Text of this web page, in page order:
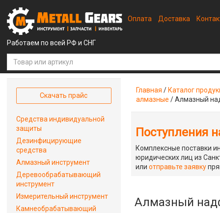
Работаем по всей РФ и СНГ
Оплата Доставка
Главная / Каталог
алмазные /Алмазный
Поступления
Комплексные поставки
юридических лиц из
илиотправьте заявку
Алмазный
Скачать прайс
Средства индивидуальной
защиты
Дезинфицирующие
средства
Алмазный инструмент
Деревообрабатывающий
инструмент
Измерительный инструмент
Камнеобрабатывающий